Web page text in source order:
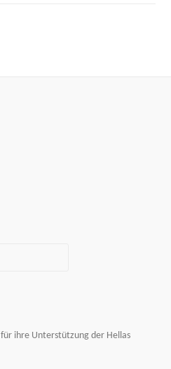
für ihre Unterstützung der Hellas